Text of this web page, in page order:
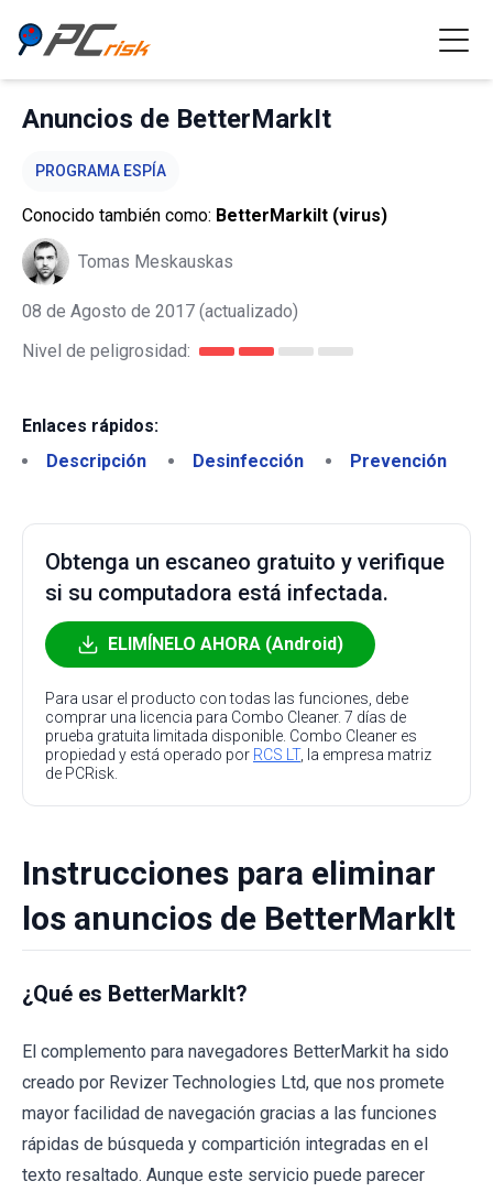
Anuncios de BetterMarkIt
PROGRAMA ESPÍA
Conocido también como: BetterMarkiIt (virus)
Tomas Meskauskas
08 de Agosto de 2017 (actualizado)
Nivel de peligrosidad:
Enlaces rápidos:
Descripción
Desinfección Prevención
Obtenga un escaneo gratuito y verifique
si su computadora está infectada.
ELIMÍNELO AHORA (Android)
Para usar el producto con todas las funciones, debe
comprar una licencia para Combo Cleaner. 7 días de
prueba gratuita limitada disponible. Combo Cleaner es
propiedad y está operado por RCS LT, la empresa matriz
de PCRisk.
Instrucciones para eliminar
los anuncios de BetterMarkIt
¿Qué es BetterMarkIt?
El complemento para navegadores BetterMarkit ha sido
creado por Revizer Technologies Ltd, que nos promete
mayor facilidad de navegación gracias a las funciones
rápidas de búsqueda y compartición integradas en el
texto resaltado. Aunque este servicio puede parecer